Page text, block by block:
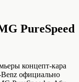
PureSpeed
концепт-кара
официально